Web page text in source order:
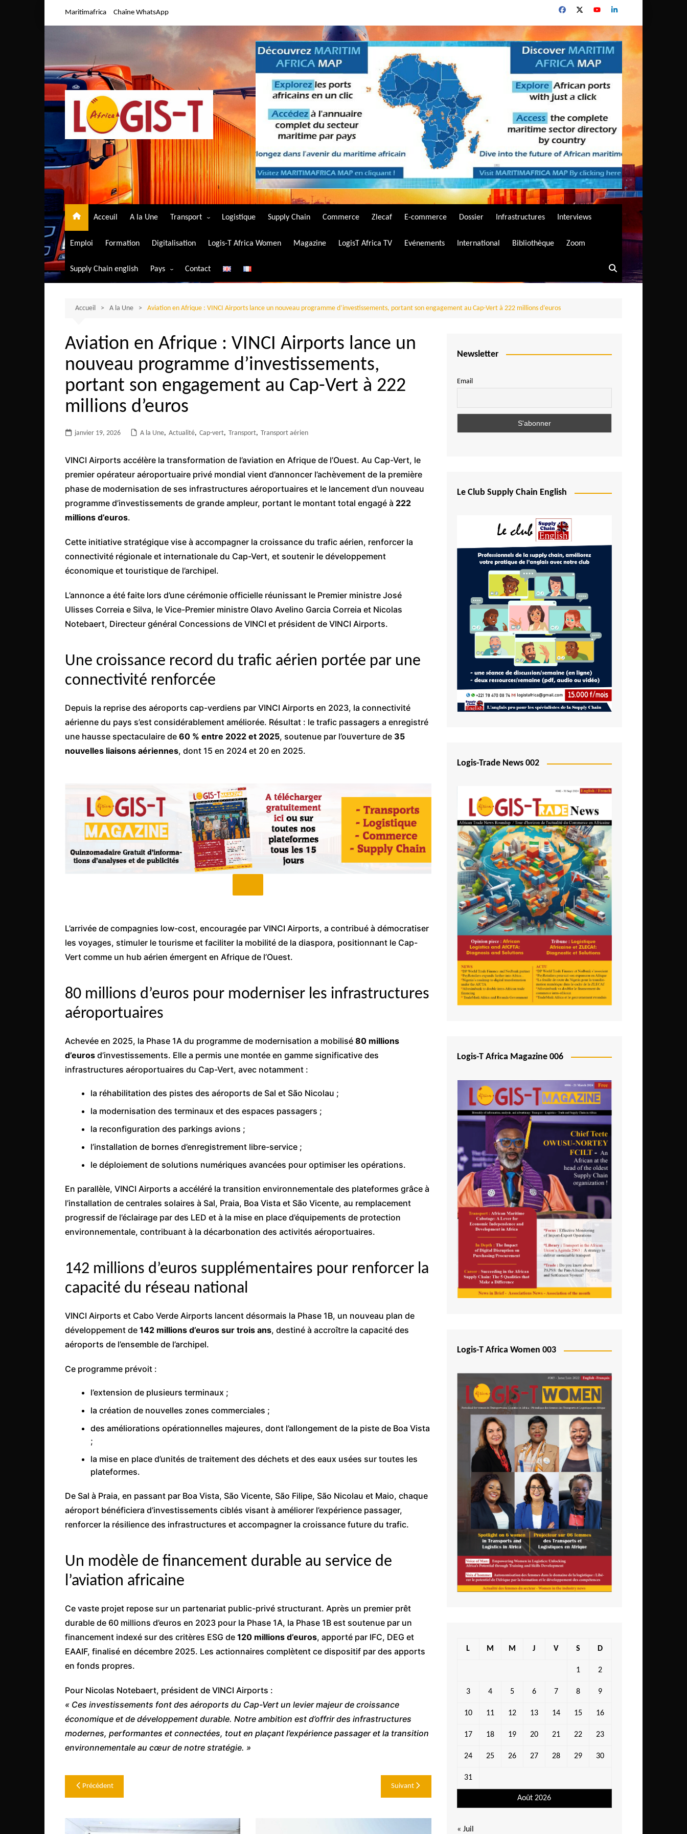
Maritimafrica Chaîne WhatsApp
Acceuil A la Une Transport
Transport aérien
Transport ferroviaire
Transport routier
Logistique Supply Chain Commerce Zlecaf E-commerce Dossier Infrastructures Interviews
Emploi Formation Digitalisation Logis-T Africa Women Magazine LogisT Africa TV Evénements International Bibliothèque Zoom
Supply Chain english Pays
Algérie
Bénin
Burkina-Faso
Bostwana
Cameroun
Centrafrique
Côte d’Ivoire
Djibouti
Ghana
Ile Maurice
Lesotho Fr
Malawi Fr
Maroc
Mauritanie
Ouganda
Tchad
Congo
São Tomé et Príncipe
Seychelles
Soudan
Zimbabwe
Contact
Accueil A la Une Aviation en Afrique : VINCI Airports lance un nouveau programme d’investissements, portant son engagement au Cap-Vert à 222 millions d’euros
Aviation en Afrique : VINCI Airports lance un
nouveau programme d’investissements,
portant son engagement au Cap-Vert à 222
millions d’euros
janvier 19, 2026 A la Une, Actualité, Cap-vert, Transport, Transport aérien
VINCI Airports accélère la transformation de l’aviation en Afrique de l’Ouest. Au Cap-Vert, le
premier opérateur aéroportuaire privé mondial vient d’annoncer l’achèvement de la première
phase de modernisation de ses infrastructures aéroportuaires et le lancement d’un nouveau
programme d’investissements de grande ampleur, portant le montant total engagé à 222
millions d’euros.
Cette initiative stratégique vise à accompagner la croissance du trafic aérien, renforcer la
connectivité régionale et internationale du Cap-Vert, et soutenir le développement
économique et touristique de l’archipel.
L’annonce a été faite lors d’une cérémonie officielle réunissant le Premier ministre José
Ulisses Correia e Silva, le Vice-Premier ministre Olavo Avelino Garcia Correia et Nicolas
Notebaert, Directeur général Concessions de VINCI et président de VINCI Airports.
Une croissance record du trafic aérien portée par une
connectivité renforcée
Depuis la reprise des aéroports cap-verdiens par VINCI Airports en 2023, la connectivité
aérienne du pays s’est considérablement améliorée. Résultat : le trafic passagers a enregistré
une hausse spectaculaire de 60 % entre 2022 et 2025, soutenue par l’ouverture de 35
nouvelles liaisons aériennes, dont 15 en 2024 et 20 en 2025.
L’arrivée de compagnies low-cost, encouragée par VINCI Airports, a contribué à démocratiser
les voyages, stimuler le tourisme et faciliter la mobilité de la diaspora, positionnant le Cap-
Vert comme un hub aérien émergent en Afrique de l’Ouest.
80 millions d’euros pour moderniser les infrastructures
aéroportuaires
Achevée en 2025, la Phase 1A du programme de modernisation a mobilisé 80 millions
d’euros d’investissements. Elle a permis une montée en gamme significative des
infrastructures aéroportuaires du Cap-Vert, avec notamment :
la réhabilitation des pistes des aéroports de Sal et São Nicolau ;
la modernisation des terminaux et des espaces passagers ;
la reconfiguration des parkings avions ;
l’installation de bornes d’enregistrement libre-service ;
le déploiement de solutions numériques avancées pour optimiser les opérations.
En parallèle, VINCI Airports a accéléré la transition environnementale des plateformes grâce à
l’installation de centrales solaires à Sal, Praia, Boa Vista et São Vicente, au remplacement
progressif de l’éclairage par des LED et à la mise en place d’équipements de protection
environnementale, contribuant à la décarbonation des activités aéroportuaires.
142 millions d’euros supplémentaires pour renforcer la
capacité du réseau national
VINCI Airports et Cabo Verde Airports lancent désormais la Phase 1B, un nouveau plan de
développement de 142 millions d’euros sur trois ans, destiné à accroître la capacité des
aéroports de l’ensemble de l’archipel.
Ce programme prévoit :
l’extension de plusieurs terminaux ;
la création de nouvelles zones commerciales ;
des améliorations opérationnelles majeures, dont l’allongement de la piste de Boa Vista
;
la mise en place d’unités de traitement des déchets et des eaux usées sur toutes les
plateformes.
De Sal à Praia, en passant par Boa Vista, São Vicente, São Filipe, São Nicolau et Maio, chaque
aéroport bénéficiera d’investissements ciblés visant à améliorer l’expérience passager,
renforcer la résilience des infrastructures et accompagner la croissance future du trafic.
Un modèle de financement durable au service de
l’aviation africaine
Ce vaste projet repose sur un partenariat public-privé structurant. Après un premier prêt
durable de 60 millions d’euros en 2023 pour la Phase 1A, la Phase 1B est soutenue par un
financement indexé sur des critères ESG de 120 millions d’euros, apporté par IFC, DEG et
EAAIF, finalisé en décembre 2025. Les actionnaires complètent ce dispositif par des apports
en fonds propres.
Pour Nicolas Notebaert, président de VINCI Airports :
« Ces investissements font des aéroports du Cap-Vert un levier majeur de croissance
économique et de développement durable. Notre ambition est d’offrir des infrastructures
modernes, performantes et connectées, tout en plaçant l’expérience passager et la transition
environnementale au cœur de notre stratégie. »
Navigation
l’article
Précédent Suivant
Newsletter
Email
Le Club Supply Chain English
Logis-Trade News 002
Logis-T Africa Magazine 006
Logis-T Africa Women 003
Août 2026
L M M J V S D
1 2
3 4 5 6 7 8 9
10 11 12 13 14 15 16
17 18 19 20 21 22 23
24 25 26 27 28 29 30
31
« Juil